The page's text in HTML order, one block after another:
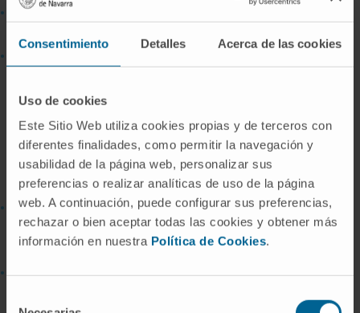
Consentimiento Detalles Acerca de las cookies
Uso de cookies
Este Sitio Web utiliza cookies propias y de terceros con
diferentes finalidades, como permitir la navegación y
usabilidad de la página web, personalizar sus
preferencias o realizar analíticas de uso de la página
web. A continuación, puede configurar sus preferencias,
rechazar o bien aceptar todas las cookies y obtener más
información en nuestra Política de Cookies.
Evite hacer más de una siesta al día y que ésta no sea
para dormir. No lo use para comer, ver la televisión o
escuchar la radio. Si después de 30 minutos no
consigue conciliar el sueño, en otra habitación
practique alguna actividad relajante, leer una novela
sencilla, escuchar música suave.
Adopte una postura cómoda: Use almohadas para
apoyar el abdomen o entre las rodillas. Dormir de lado,
preferiblemente del izquierdo, puede ser más cómodo.
Procure que el dormitorio sea confortable y que en la